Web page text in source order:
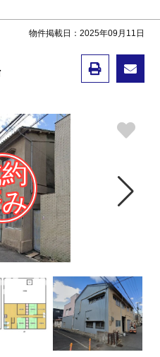
物件掲載日：2025年09月11日